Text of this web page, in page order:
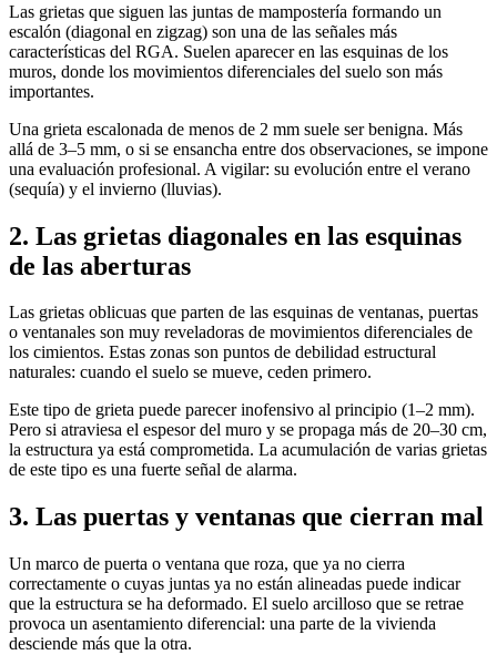
Las grietas que siguen las juntas de mampostería formando un
escalón (diagonal en zigzag) son una de las señales más
características del RGA. Suelen aparecer en las esquinas de los
muros, donde los movimientos diferenciales del suelo son más
importantes.
Una grieta escalonada de menos de 2 mm suele ser benigna. Más
allá de 3–5 mm, o si se ensancha entre dos observaciones, se impone
una evaluación profesional. A vigilar: su evolución entre el verano
(sequía) y el invierno (lluvias).
2. Las grietas diagonales en las esquinas
de las aberturas
Las grietas oblicuas que parten de las esquinas de ventanas, puertas
o ventanales son muy reveladoras de movimientos diferenciales de
los cimientos. Estas zonas son puntos de debilidad estructural
naturales: cuando el suelo se mueve, ceden primero.
Este tipo de grieta puede parecer inofensivo al principio (1–2 mm).
Pero si atraviesa el espesor del muro y se propaga más de 20–30 cm,
la estructura ya está comprometida. La acumulación de varias grietas
de este tipo es una fuerte señal de alarma.
3. Las puertas y ventanas que cierran mal
Un marco de puerta o ventana que roza, que ya no cierra
correctamente o cuyas juntas ya no están alineadas puede indicar
que la estructura se ha deformado. El suelo arcilloso que se retrae
provoca un asentamiento diferencial: una parte de la vivienda
desciende más que la otra.